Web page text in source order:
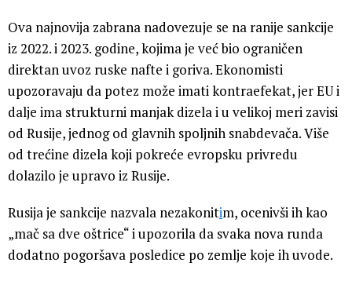
Ova najnovija zabrana nadovezuje se na ranije sankcije
iz 2022. i 2023. godine, kojima je već bio ograničen
direktan uvoz ruske nafte i goriva. Ekonomisti
upozoravaju da potez može imati kontraefekat, jer EU i
dalje ima strukturni manjak dizela i u velikoj meri zavisi
od Rusije, jednog od glavnih spoljnih snabdevača. Više
od trećine dizela koji pokreće evropsku privredu
dolazilo je upravo iz Rusije.
Rusija je sankcije nazvala nezakonitim, ocenivši ih kao
„mač sa dve oštrice“ i upozorila da svaka nova runda
dodatno pogoršava posledice po zemlje koje ih uvode.